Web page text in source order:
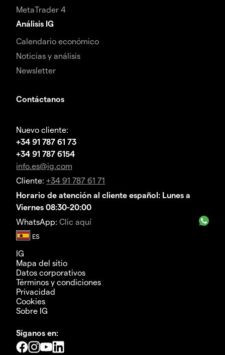
MetaTrader 4
Análisis IG
Calendario económico
Noticias y análisis
Newsletter
Contáctanos
Nuevo cliente:
+34 91 787 61 73
+34 91 787 6154
info.es@ig.com
Cliente: +34 91 787 61 71
Horario de atención al cliente español: Lunes a
Viernes 08:30-20:00
WhatsApp: Clic aquí
IG
Mapa del sitio
Datos corporativos
Términos y condiciones
Privacidad
Cookies
Sobre IG
Síganos en: